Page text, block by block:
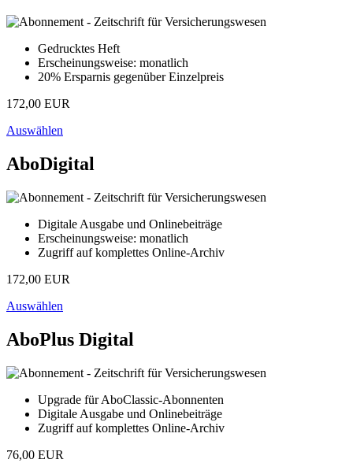
Gedrucktes Heft
Erscheinungsweise: monatlich
20% Ersparnis gegenüber Einzelpreis
172,00 EUR
Auswählen
AboDigital
Digitale Ausgabe und Onlinebeiträge
Erscheinungsweise: monatlich
Zugriff auf komplettes Online-Archiv
172,00 EUR
Auswählen
AboPlus Digital
Upgrade für AboClassic-Abonnenten
Digitale Ausgabe und Onlinebeiträge
Zugriff auf komplettes Online-Archiv
76,00 EUR